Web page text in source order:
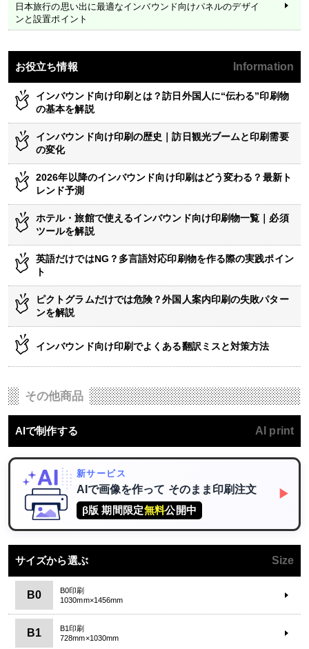
日本旅行の思い出に最適なインバウンド向けパネルのデザイ
ンと設置ポイント
お役立ち情報 Information
インバウンド向け印刷とは？訪日外国人に“伝わる”印刷物
の基本を解説
インバウンド向け印刷の歴史｜訪日観光ブームと印刷需要
の変化
2026年以降のインバウンド向け印刷はどう変わる？最新ト
レンド予測
ホテル・旅館で使えるインバウンド向け印刷物一覧｜必須
ツールを解説
英語だけではNG？多言語対応印刷物を作る際の実践ポイン
ト
ピクトグラムだけでは危険？外国人案内印刷の失敗パター
ンを解説
インバウンド向け印刷でよくある翻訳ミスと対策方法
その他商品
AIで制作する AI print
新サービス
AIで画像を作って そのまま印刷注文
β版 期間限定無料公開中
▶
サイズから選ぶ Size
B0
B0印刷
1030mm×1456mm
B1
B1印刷
728mm×1030mm